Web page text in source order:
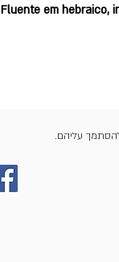
Fluente em hebraico,
עליהם.